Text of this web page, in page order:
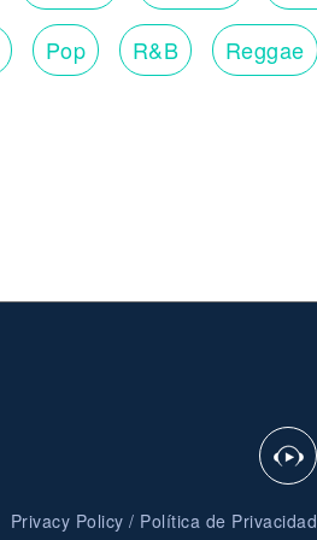
Pop R&B Reggae
Privacy Policy / Política de Privacidad